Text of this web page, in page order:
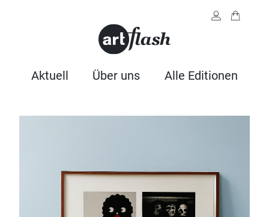
Aktuell Über uns Alle Editionen